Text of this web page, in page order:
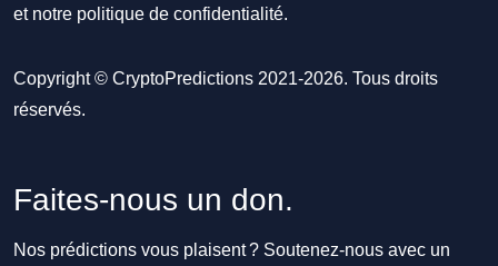
et notre politique de confidentialité.
Copyright © CryptoPredictions 2021-2026. Tous droits
réservés.
Faites-nous un don.
Nos prédictions vous plaisent ? Soutenez-nous avec un